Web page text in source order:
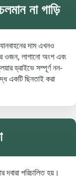
না গাড়ি
দাম এখনও
ওজন, লাগানো অংশ এবং
ড্রাইভে সম্পূর্ণ নন-
একটি ছিনতাই করা
দ্বারা পরিচালিত হয়।